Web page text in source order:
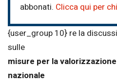
abbonati. Clicca qui per
{user_group 10} re la
sulle
misure per la
nazionale